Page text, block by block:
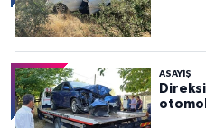
ASAYİŞ